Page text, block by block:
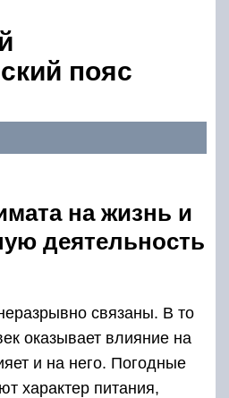
пояс
на жизнь и
деятельность
связаны. В то
оказывает влияние на
и на него. Погодные
характер питания,